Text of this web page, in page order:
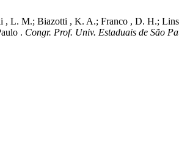
, L. M.; Biazotti , K. A.; Franco , D. H.;
. Congr. Prof. Univ. Estaduais de São